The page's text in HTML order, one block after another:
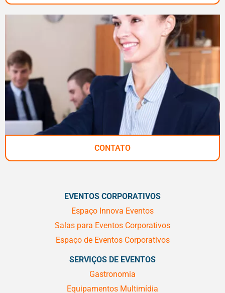
CONTATO
EVENTOS CORPORATIVOS
Espaço Innova Eventos
Salas para Eventos Corporativos
Espaço de Eventos Corporativos
SERVIÇOS DE EVENTOS
Gastronomia
Equipamentos Multimídia